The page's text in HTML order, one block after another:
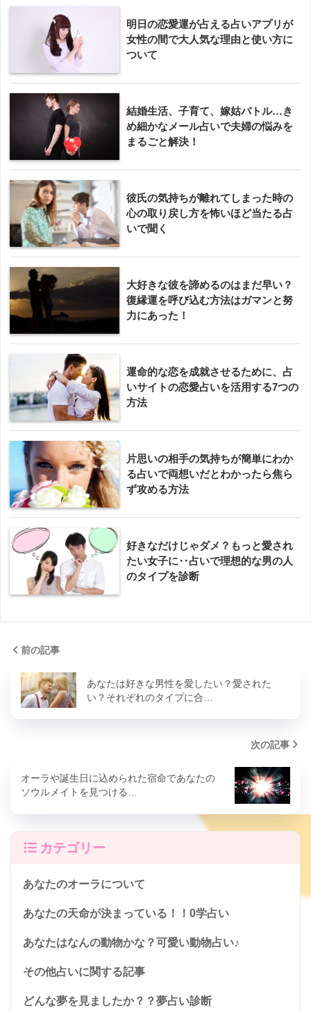
明日の恋愛運が占える占いアプリが
女性の間で大人気な理由と使い方に
ついて
結婚生活、子育て、嫁姑バトル…き
め細かなメール占いで夫婦の悩みを
まるごと解決！
彼氏の気持ちが離れてしまった時の
心の取り戻し方を怖いほど当たる占
いで聞く
大好きな彼を諦めるのはまだ早い？
復縁運を呼び込む方法はガマンと努
力にあった！
運命的な恋を成就させるために、占
いサイトの恋愛占いを活用する7つの
方法
片思いの相手の気持ちが簡単にわか
る占いで両想いだとわかったら焦ら
ず攻める方法
好きなだけじゃダメ？もっと愛され
たい女子に‥占いで理想的な男の人
のタイプを診断
前の記事
あなたは好きな男性を愛したい？愛された
い？それぞれのタイプに合…
次の記事
オーラや誕生日に込められた宿命であなたの
ソウルメイトを見つける…
カテゴリー
あなたのオーラについて
あなたの天命が決まっている！！0学占い
あなたはなんの動物かな？可愛い動物占い♪
その他占いに関する記事
どんな夢を見ましたか？？夢占い診断